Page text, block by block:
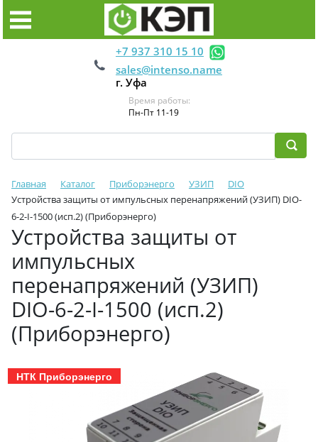
+7 937 310 15 10
sales@intenso.name
г. Уфа
Время работы:
Пн-Пт 11-19
Главная Каталог Приборэнерго УЗИП
DIO
Устройства защиты от импульсных перенапряжений (УЗИП) DIO-
6-2-I-1500 (исп.2) (Приборэнерго)
Устройства защиты от
импульсных
перенапряжений (УЗИП)
DIO-6-2-I-1500 (исп.2)
(Приборэнерго)
НТК Приборэнерго